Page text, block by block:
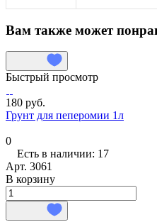
Вам также может
Быстрый просмотр
180 руб.
Грунт для пеперомии 1л
0
Есть в наличии: 17
Арт. 3061
В корзину